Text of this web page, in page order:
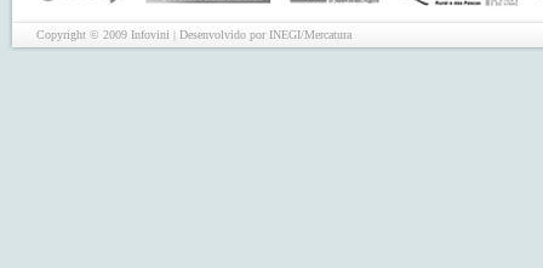
Copyright © 2009 Infovini | Desenvolvido por INEGI/Mercatura